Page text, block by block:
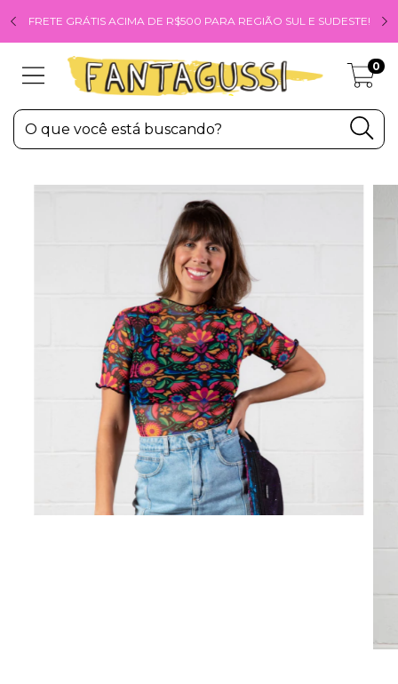
FRETE GRÁTIS ACIMA DE R$500 PARA REGIÃO SUL E SUDESTE!
0